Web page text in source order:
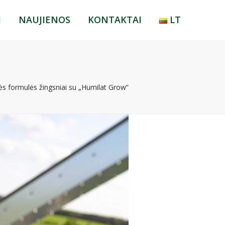
NAUJIENOS KONTAKTAI LT
formulės žingsniai su „Humilat Grow”